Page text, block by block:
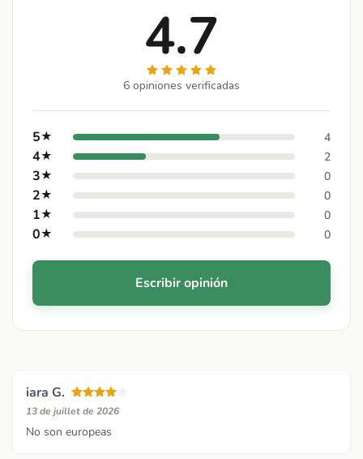
4.7
6 opiniones verificadas
5★ 4
4★ 2
3★ 0
2★ 0
1★ 0
0★ 0
Escribir opinión
iara G.
13 de juillet de 2026
No son europeas